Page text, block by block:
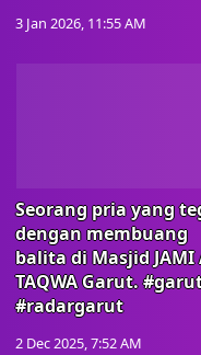
3 Jan 2026, 11:55 AM
Seorang pria yang
dengan membuang
balita di Masjid JAMI
TAQWA Garut.
#radargarut
2 Dec 2025, 7:52 AM